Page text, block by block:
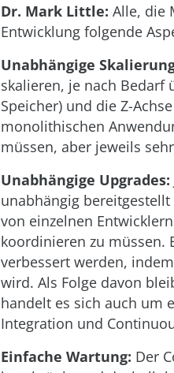
Dr. Mark Little: Alle, die
Entwicklung folgende
Unabhängige
skalieren, je nach Bedarf
Speicher) und die Z-
monolithischen
müssen, aber jeweils
Unabhängige Upgrades:
unabhängig
von einzelnen
koordinieren zu müssen.
verbessert werden,
wird. Als Folge davon
handelt es sich auch um
Integration und
Einfache Wartung: Der